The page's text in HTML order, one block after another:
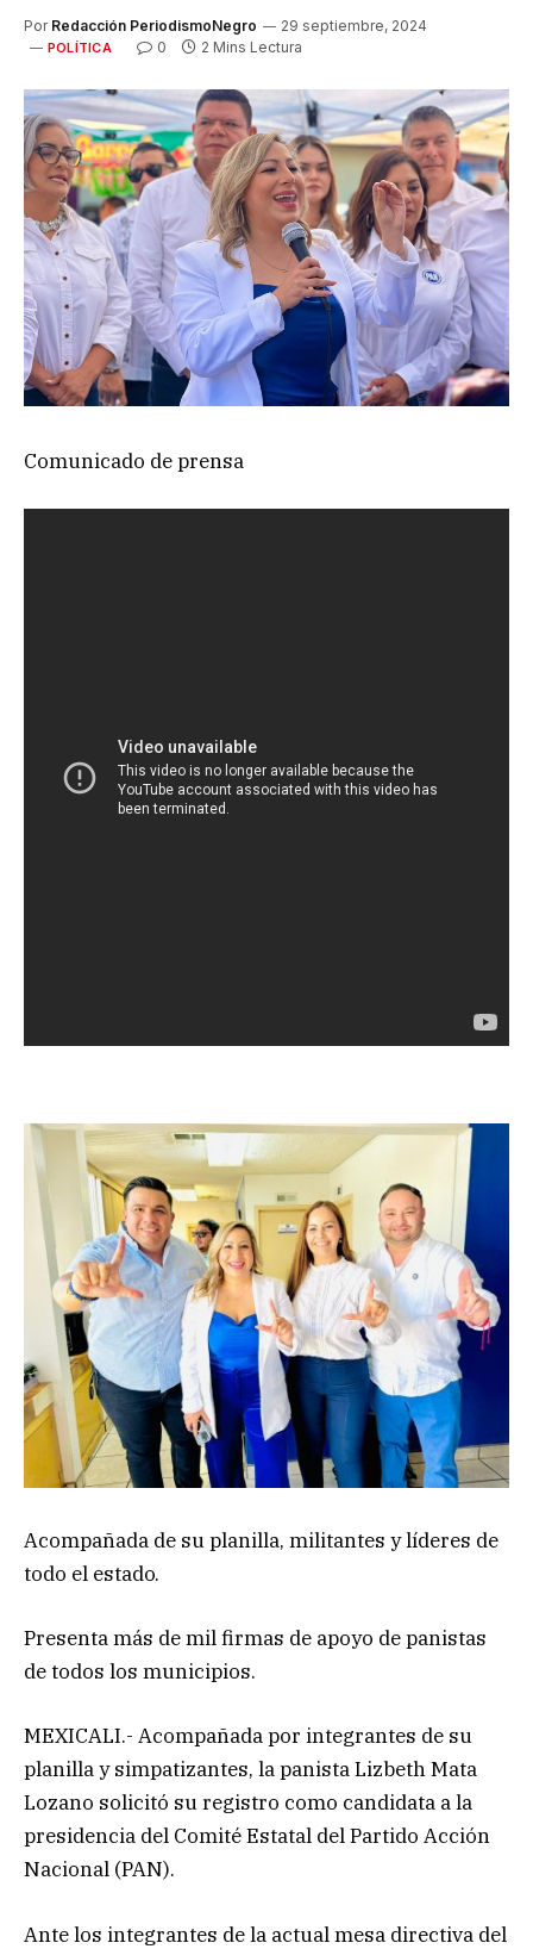
Por Redacción PeriodismoNegro 29 septiembre, 2024
POLÍTICA 0 2 Mins Lectura
Comunicado de prensa
Acompañada de su planilla, militantes y líderes de
todo el estado.
Presenta más de mil firmas de apoyo de panistas
de todos los municipios.
MEXICALI.- Acompañada por integrantes de su
planilla y simpatizantes, la panista Lizbeth Mata
Lozano solicitó su registro como candidata a la
presidencia del Comité Estatal del Partido Acción
Nacional (PAN).
Ante los integrantes de la actual mesa directiva del